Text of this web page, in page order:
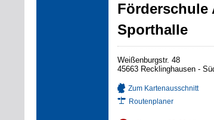
Förderschule
Sporthalle
Weißenburgstr. 48
45663 Recklinghausen -
Zum Kartenausschnitt
Routenplaner